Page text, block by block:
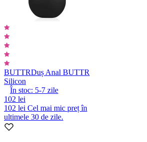
BUTTRDuș Anal BUTTR
Silicon
În stoc: 5-7 zile
102 lei
102 lei Cel mai mic preț în
ultimele 30 de zile.